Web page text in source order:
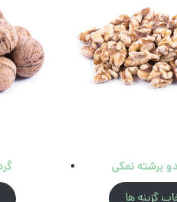
برشته نمکی